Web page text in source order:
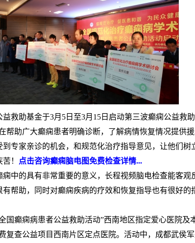
助基金于3月5日至3月15日启动第三波癫痫公益救
帮助广大癫痫患者明确诊断，了解病情恢复情况提供
专家亲诊的机会，和规范化治疗指导意见，让他们树
！
点击咨询癫痫脑电图免费检查详情...
的具有非常重要的意义，长程视频脑电检查能客观
帮助，同时对癫痫疾病的疗效和恢复指导也有很好的
癫痫病患者公益救助活动”西南地区指定爱心医院及
复查公益项目西南片区定点医院。活动中，成都武侯